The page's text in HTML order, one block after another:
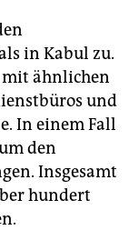
in Kabul zu.
mit ähnlichen
und
In einem Fall
den
Insgesamt
hundert